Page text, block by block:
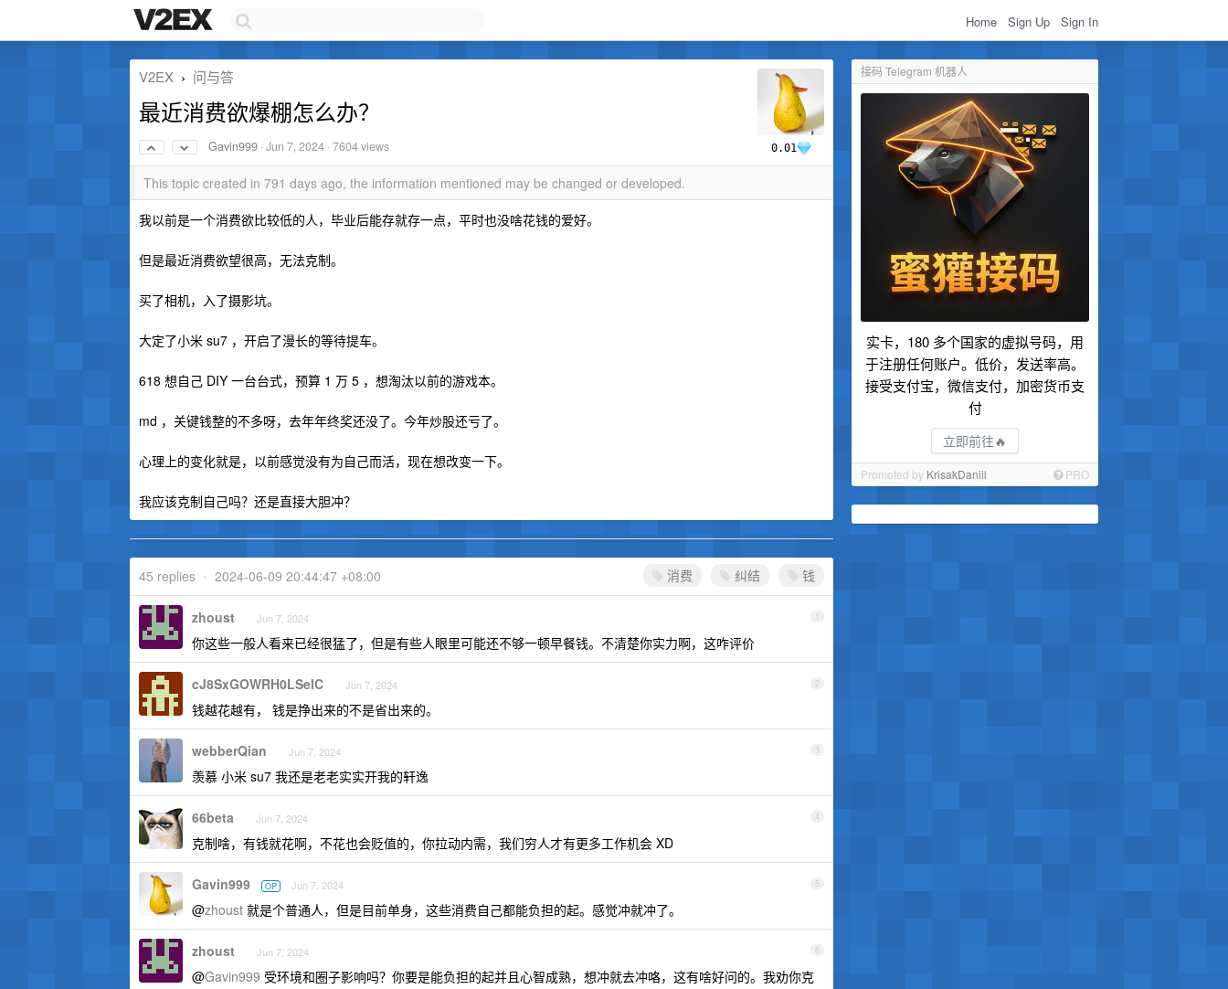
Home Sign Up Sign In
接码 Telegram 机器人
实卡，180 多个国家的虚拟号码，用
于注册任何账户。低价，发送率高。
接受支付宝，微信支付，加密货币支
付
立即前往🔥
Promoted by KrisakDaniil PRO
0.01
V2EX › 问与答
最近消费欲爆棚怎么办？
Gavin999 ·Jun 7, 2024 · 7604 views
This topic created in 791 days ago, the information mentioned may be changed or developed.
我以前是一个消费欲比较低的人，毕业后能存就存一点，平时也没啥花钱的爱好。
但是最近消费欲望很高，无法克制。
买了相机，入了摄影坑。
大定了小米 su7 ，开启了漫长的等待提车。
618 想自己 DIY 一台台式，预算 1 万 5 ，想淘汰以前的游戏本。
md ，关键钱整的不多呀，去年年终奖还没了。今年炒股还亏了。
心理上的变化就是，以前感觉没有为自己而活，现在想改变一下。
我应该克制自己吗？还是直接大胆冲？
消费 纠结 钱
45 replies • 2024-06-09 20:44:47 +08:00
1
zhoust Jun 7, 2024
你这些一般人看来已经很猛了，但是有些人眼里可能还不够一顿早餐钱。不清楚你实力啊，这咋评价
2
cJ8SxGOWRH0LSelC Jun 7, 2024
钱越花越有， 钱是挣出来的不是省出来的。
3
webberQian Jun 7, 2024
羡慕 小米 su7 我还是老老实实开我的轩逸
4
66beta Jun 7, 2024
克制啥，有钱就花啊，不花也会贬值的，你拉动内需，我们穷人才有更多工作机会 XD
5
Gavin999 OP Jun 7, 2024
@zhoust 就是个普通人，但是目前单身，这些消费自己都能负担的起。感觉冲就冲了。
6
zhoust Jun 7, 2024
@Gavin999 受环境和圈子影响吗？你要是能负担的起并且心智成熟，想冲就去冲咯，这有啥好问的。我劝你克